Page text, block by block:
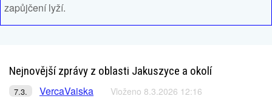
zapůjčení lyží.
Nejnovější zprávy z oblasti Jakuszyce a okolí
7.3. VercaVaiska Vloženo 8.3.2026 12:16